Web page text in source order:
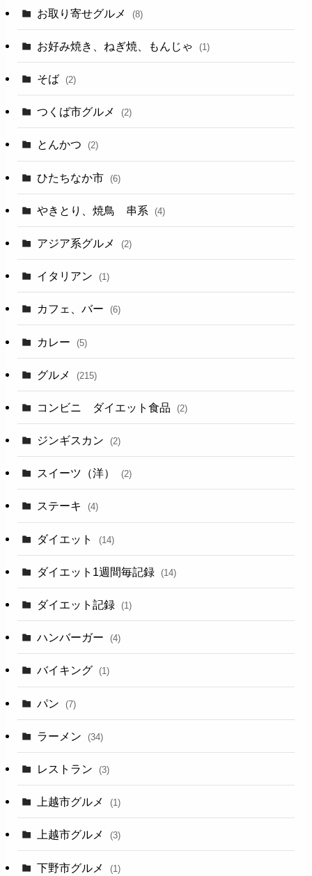
お取り寄せグルメ (8)
お好み焼き、ねぎ焼、もんじゃ (1)
そば (2)
つくば市グルメ (2)
とんかつ (2)
ひたちなか市 (6)
やきとり、焼鳥 串系 (4)
アジア系グルメ (2)
イタリアン (1)
カフェ、バー (6)
カレー (5)
グルメ (215)
コンビニ ダイエット食品 (2)
ジンギスカン (2)
スイーツ（洋） (2)
ステーキ (4)
ダイエット (14)
ダイエット1週間毎記録 (14)
ダイエット記録 (1)
ハンバーガー (4)
バイキング (1)
パン (7)
ラーメン (34)
レストラン (3)
上越市グルメ (1)
上越市グルメ (3)
下野市グルメ (1)